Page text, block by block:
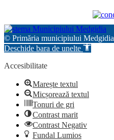
© Primăria municipiului Medgidia
Deschide bara de unelte
Accesibilitate
Marește textul
Micșorează textul
Tonuri de gri
Contrast marit
Contrast Negativ
Fundal Lumios